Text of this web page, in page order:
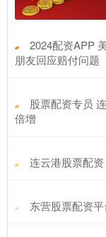
​2024配资APP
朋友回应赔付问题
股票配资专员
倍增
连云港股票配
东营股票配资